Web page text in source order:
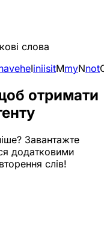
слова
heIiniisitMmyNnot
отримати
Завантажте
додатковими
слів!